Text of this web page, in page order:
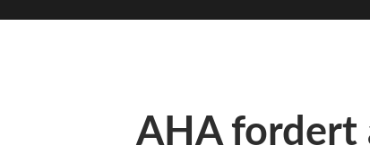
AHA fordert